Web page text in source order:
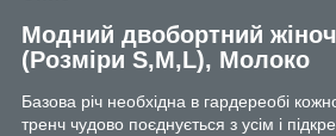
Модний двобортний
(Розміри S,M,L), Молоко
Базова річ необхідна в гардереобі
тренч чудово поєднується з усім і